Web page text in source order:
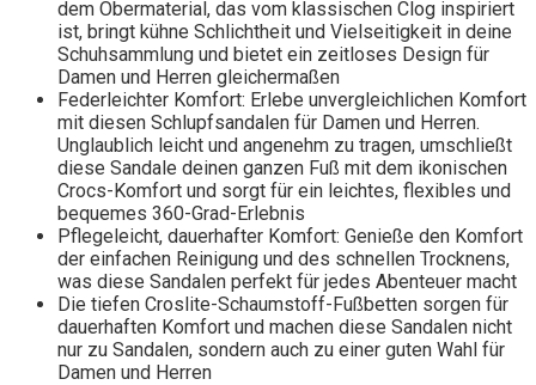
dem Obermaterial, das vom klassischen Clog inspiriert
ist, bringt kühne Schlichtheit und Vielseitigkeit in deine
Schuhsammlung und bietet ein zeitloses Design für
Damen und Herren gleichermaßen
Federleichter Komfort: Erlebe unvergleichlichen Komfort
mit diesen Schlupfsandalen für Damen und Herren.
Unglaublich leicht und angenehm zu tragen, umschließt
diese Sandale deinen ganzen Fuß mit dem ikonischen
Crocs-Komfort und sorgt für ein leichtes, flexibles und
bequemes 360-Grad-Erlebnis
Pflegeleicht, dauerhafter Komfort: Genieße den Komfort
der einfachen Reinigung und des schnellen Trocknens,
was diese Sandalen perfekt für jedes Abenteuer macht
Die tiefen Croslite-Schaumstoff-Fußbetten sorgen für
dauerhaften Komfort und machen diese Sandalen nicht
nur zu Sandalen, sondern auch zu einer guten Wahl für
Damen und Herren